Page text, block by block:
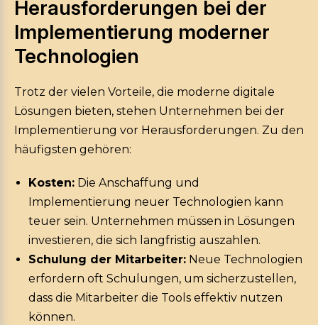
Herausforderungen bei der
Implementierung moderner
Technologien
Trotz der vielen Vorteile, die moderne digitale
Lösungen bieten, stehen Unternehmen bei der
Implementierung vor Herausforderungen. Zu den
häufigsten gehören:
Kosten: Die Anschaffung und
Implementierung neuer Technologien kann
teuer sein. Unternehmen müssen in Lösungen
investieren, die sich langfristig auszahlen.
Schulung der Mitarbeiter: Neue Technologien
erfordern oft Schulungen, um sicherzustellen,
dass die Mitarbeiter die Tools effektiv nutzen
können.